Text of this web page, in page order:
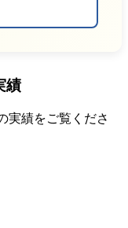
績
実績をご覧くださ